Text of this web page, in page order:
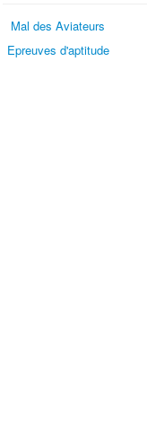
Mal des Aviateurs
Epreuves d'aptitude